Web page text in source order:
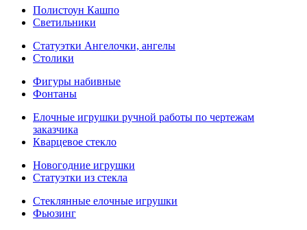
Полистоун Кашпо
Светильники
Статуэтки Ангелочки, ангелы
Столики
Фигуры набивные
Фонтаны
Елочные игрушки ручной работы по чертежам
заказчика
Кварцевое стекло
Новогодние игрушки
Статуэтки из стекла
Стеклянные елочные игрушки
Фьюзинг